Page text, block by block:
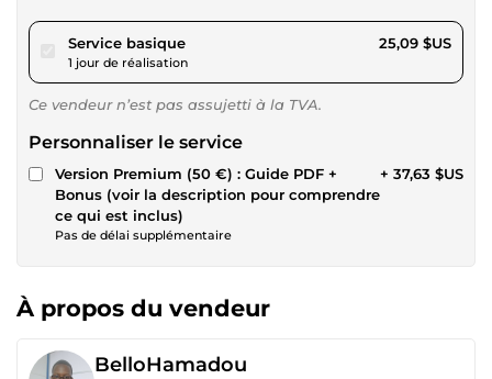
Service basiquepour 23,12 $US
1 jour de réalisation
25,09 $US
Ce vendeur n’est pas assujetti à la TVA.
Personnaliser le service
Version Premium (50 €) : Guide PDF +
Bonus (voir la description pour comprendre
ce qui est inclus)
Pas de délai supplémentaire
+ 37,63 $US
À propos du vendeur
BelloHamadou